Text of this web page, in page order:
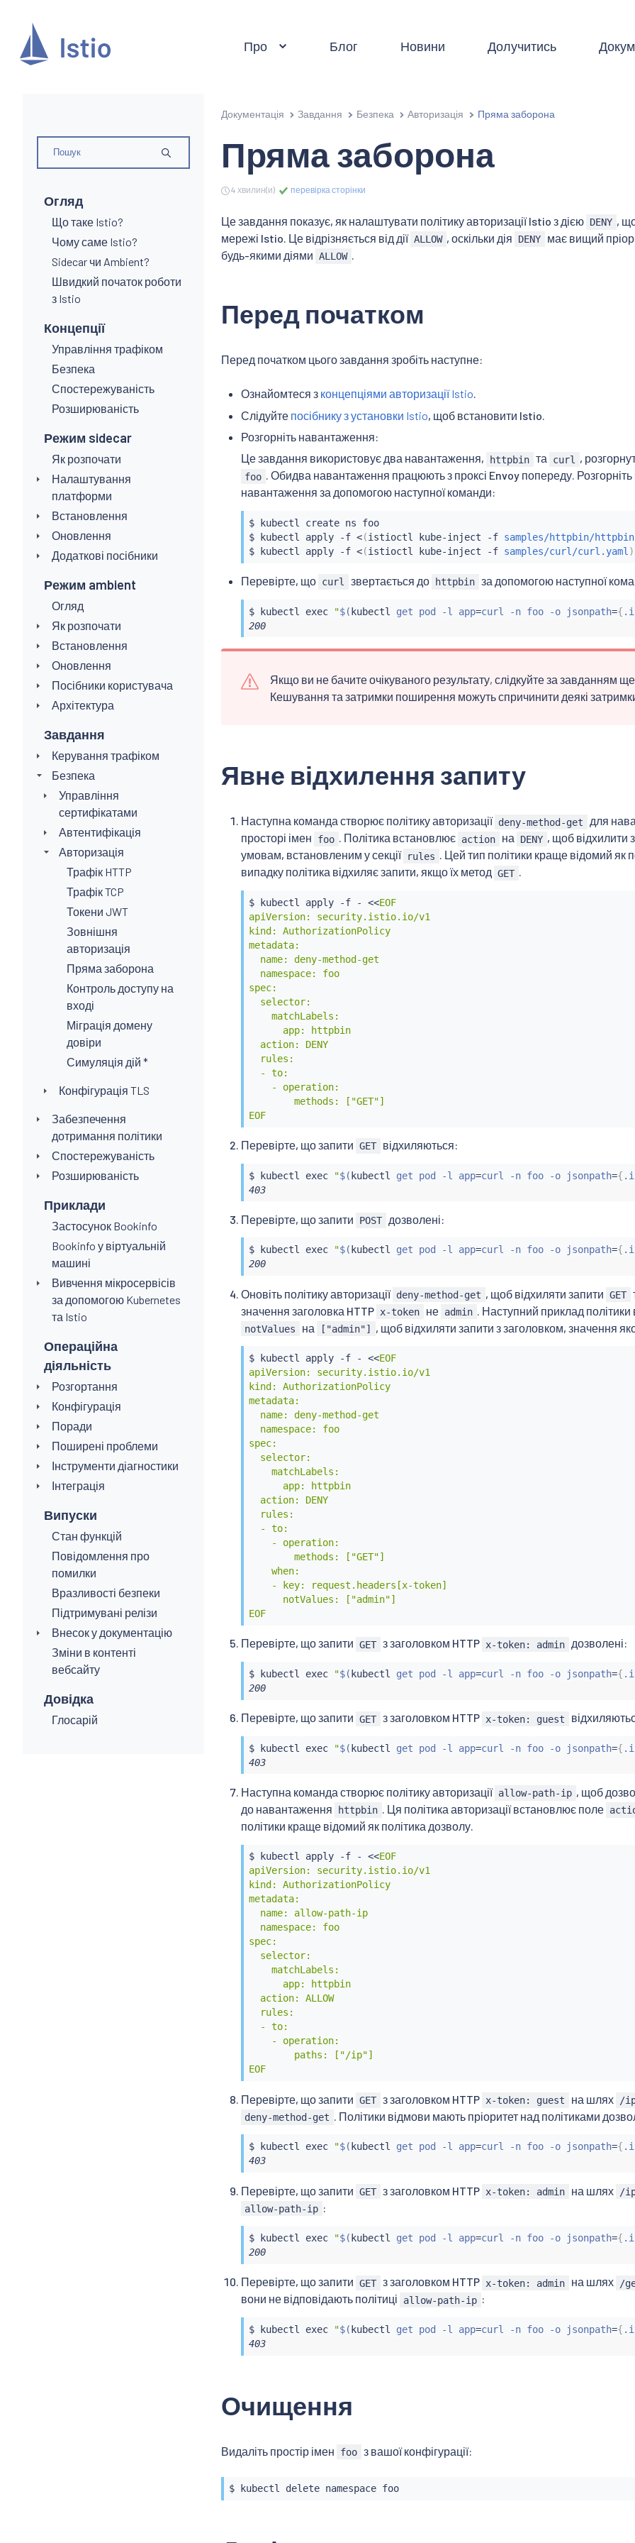
Про Блог Новини Долучитись
Огляд
Що таке Istio?
Чому саме Istio?
Sidecar чи Ambient?
Швидкий початок роботи
з Istio
Концепції
Управління трафіком
Безпека
Спостережуваність
Розширюваність
Режим sidecar
Як розпочати
Налаштування
платформи
Встановлення
Оновлення
Додаткові посібники
Режим ambient
Огляд
Як розпочати
Встановлення
Оновлення
Посібники користувача
Архітектура
Завдання
Керування трафіком
Безпека
Управління
сертифікатами
Автентифікація
Авторизація
Трафік HTTP
Трафік TCP
Токени JWT
Зовнішня
авторизація
Пряма заборона
Контроль доступу на
вході
Міграція домену
довіри
Симуляція дій *
Конфігурація TLS
Забезпечення
дотримання політики
Спостережуваність
Розширюваність
Приклади
Застосунок Bookinfo
Bookinfo у віртуальній
машині
Вивчення мікросервісів
за допомогою Kubernetes
та Istio
Операційна
діяльність
Розгортання
Конфігурація
Поради
Поширені проблеми
Інструменти діагностики
Інтеграція
Випуски
Стан функцій
Повідомлення про
помилки
Вразливості безпеки
Підтримувані релізи
Внесок у документацію
Зміни в контенті
вебсайту
Довідка
Глосарій
Документація Завдання Безпека Авторизація Пряма заборона
Пряма заборона
4 хвилин(и) перевірка сторінки
Це завдання показує, як налаштувати політику авторизації Istio з дією DENY ,
мережі Istio. Це відрізняється від дії ALLOW , оскільки дія DENY
має вищий
будь-якими діями ALLOW .
Перед початком
Перед початком цього завдання зробіть наступне:
Ознайомтеся з концепціями авторизації Istio.
Слідуйте посібнику з установки Istio, щоб встановити Istio.
Розгорніть навантаження:
Це завдання використовує два навантаження,
httpbin та curl ,
foo . Обидва навантаження працюють з проксі Envoy попереду. Розгорніть
навантаження за допомогою наступної команди:
$ kubectl
create ns foo
$
kubectl apply -f <(istioctl kube-inject -f samples/httpbin/
$
kubectl apply -f <(istioctl kube-inject -f samples/curl/curl.yaml )
Перевірте, що curl звертається до httpbin за допомогою наступної
$ kubectl exec "$(kubectl get pod -l app=curl -n foo -o jsonpath={
200
Якщо ви не бачите очікуваного результату, слідкуйте за завданням ще
Кешування та затримки поширення можуть спричинити деякі
Явне відхилення запиту
Наступна команда створює політику авторизації deny-method-get для
просторі імен
foo . Політика встановлює action на DENY , щоб відхилити
умовам, встановленим у секції rules . Цей тип політики краще відомий як
випадку політика відхиляє запити, якщо їх метод GET .
$ kubectl apply -f - <<EOF
apiVersion: security.istio.io/v1
kind: AuthorizationPolicy
metadata:
  name: deny-method-get
  namespace: foo
spec:
  selector:
    matchLabels:
      app: httpbin
  action: DENY
  rules:
  - to:
    - operation:
        methods: ["GET"]
EOF
Перевірте, що запити GET відхиляються:
$ kubectl exec "$(kubectl get pod -l app=curl -n foo -o jsonpath={
403
Перевірте, що запити POST дозволені:
$ kubectl exec "$( kubectl get pod -l app=curl -n foo -o jsonpath={
200
Оновіть політику авторизації deny-method-get , щоб відхиляти запити GET
значення заголовка HTTP x-token не admin . Наступний приклад
notValues на ["admin"] , щоб відхиляти запити з заголовком, значення
$ kubectl apply -f - <<EOF
apiVersion: security.istio.io/v1
kind: AuthorizationPolicy
metadata:
  name: deny-method-get
  namespace: foo
spec:
  selector:
    matchLabels:
      app: httpbin
  action: DENY
  rules:
  - to:
    - operation:
        methods: ["GET"]
    when:
    - key: request.headers[x-token]
      notValues: ["admin"]
EOF
Перевірте, що запити GET з заголовком HTTP x-token: admin дозволені:
$ kubectl exec "$( kubectl get pod -l app=curl -n foo -o jsonpath={
200
Перевірте, що запити GET з заголовком HTTP x-token: guest
$ kubectl exec "$( kubectl get pod -l app=curl -n foo -o jsonpath={
403
Наступна команда створює політику авторизації allow-path-ip , щоб
до навантаження httpbin . Ця політика авторизації встановлює поле
політики краще відомий як політика дозволу.
$ kubectl apply -f - <<EOF
apiVersion: security.istio.io/v1
kind: AuthorizationPolicy
metadata:
  name: allow-path-ip
  namespace: foo
spec:
  selector:
    matchLabels:
      app: httpbin
  action: ALLOW
  rules:
  - to:
    - operation:
        paths: ["/ip"]
EOF
Перевірте, що запити GET з заголовком HTTP x-token: guest на шлях /
deny-method-get . Політики відмови мають пріоритет над політиками
$ kubectl exec "$( kubectl get pod -l app=curl -n foo -o jsonpath={
403
Перевірте, що запити GET з заголовком HTTP x-token: admin на шлях /
allow-path-ip :
$ kubectl exec "$( kubectl get pod -l app=curl -n foo -o jsonpath={
200
Перевірте, що запити GET з заголовком HTTP x-token: admin на шлях /
вони не відповідають політиці
allow-path-ip :
$ kubectl exec "$( kubectl get pod -l app=curl -n foo -o jsonpath={
403
Очищення
Видаліть простір імен foo з вашої конфігурації:
$ kubectl delete namespace foo